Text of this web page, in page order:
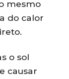
mesmo
do calor
o sol
causar